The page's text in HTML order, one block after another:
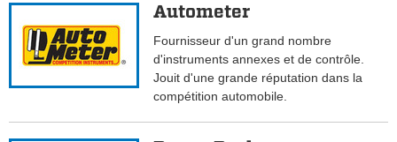
Autometer
Fournisseur d'un grand nombre
d'instruments annexes et de contrôle.
Jouit d'une grande réputation dans la
compétition automobile.